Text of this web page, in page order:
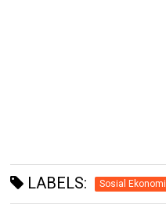
LABELS: Sosial Ekonomi